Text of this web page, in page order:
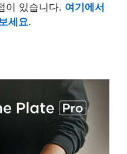
이 있습니다. 여기에서
세요.